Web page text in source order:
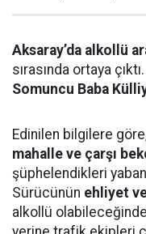
Aksaray’da alkollü
sırasında ortaya
Somuncu Baba
Edinilen bilgilere
mahalle ve çarşı
şüphelendikleri
Sürücünün ehliyet
alkollü